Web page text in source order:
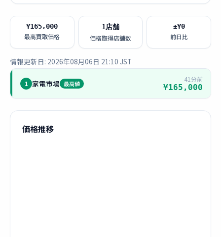
¥165,000
最高買取価格
1店舗
価格取得店舗数
±¥0
前日比
情報更新日: 2026年08月06日 21:10 JST
1 家電市場 最高値
41分前
¥165,000
価格推移